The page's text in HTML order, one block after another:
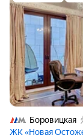
Боровицкая
ЖК «Новая